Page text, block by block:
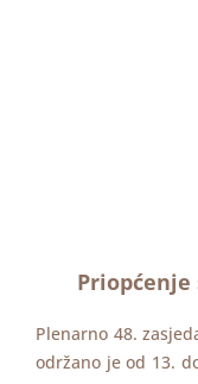
Priopćenje
Plenarno 48.
održano je od 13.